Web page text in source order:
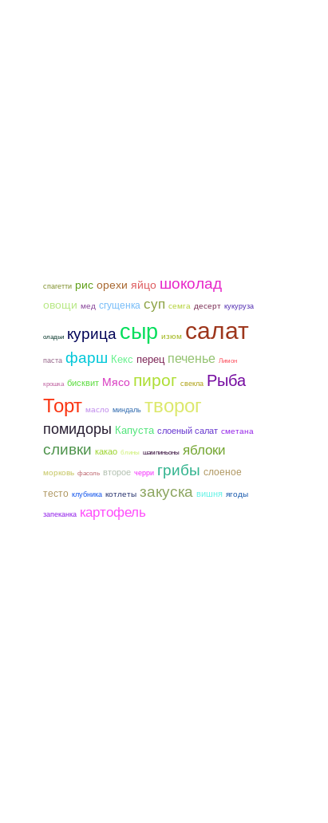
спагетти рис орехи яйцо шоколад
овощи мед сгущенка суп семга десерт кукуруза
оладьи курицасыр изюм салат
паста фарш Кекс перец печенье Лимон
крошка бисквит Мясо пирог свекла Рыба
Торт масло миндаль творог
помидоры Капуста слоеный салат сметана
сливки какао блины шампиньоны яблоки
морковь фасоль второе черри грибы слоеное
тесто клубника котлеты закуска вишня ягоды
запеканка картофель